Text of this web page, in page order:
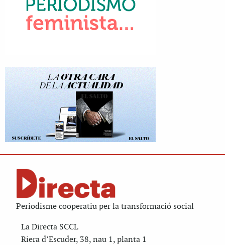
Periodisme cooperatiu per la transformació social
La Directa SCCL
Riera d’Escuder, 38, nau 1, planta 1